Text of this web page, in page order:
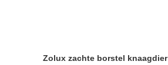
Zolux zachte borstel knaagdier